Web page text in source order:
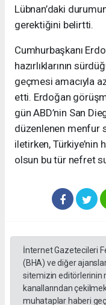
Lübnan’daki
gerektiğini belirtti.
Cumhurbaşkanı
hazırlıklarının
geçmesi amacıyla
etti. Erdoğan
gün ABD’nin San
düzenlenen menfur
iletirken, Türkiye’nin
olsun bu tür nefret
İnternet Gazetecileri
(BHA) ve diğer
sitemizin editörlerinin
kanallarından
muhataplar haberi